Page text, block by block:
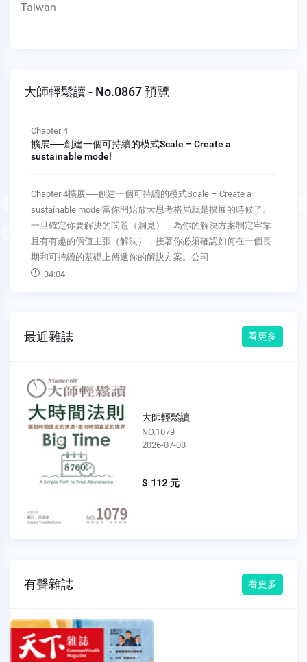
Taiwan
大師輕鬆讀 - No.0867 預覽
Previous
延伸閱讀
迎接創業型社會的到來
市場，你必須將創業思惟植入管理團隊及整個組織。對個人來
說，兼職創業也為你的職涯提供了韌性及理想的選擇。
06:41
最近雜誌 看更多
大師輕鬆讀
NO.1078
2026-07-01
$ 112 元
有聲雜誌 看更多